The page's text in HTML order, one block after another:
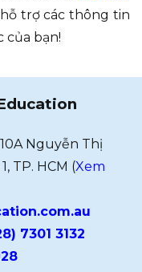
trợ các thông tin
của bạn!
Nguyễn Thị
TP. HCM (Xem
7301 3132